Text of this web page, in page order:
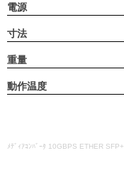
電源
寸法
重量
動作温度
ﾒﾃﾞｨｱｺﾝﾊﾞｰﾀ 10GBPS ETHER SFP+